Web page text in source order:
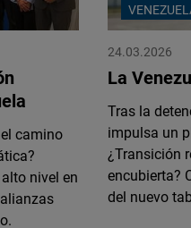
camino
nivel en
24.03.2026
La
Tras la
impulsa un
¿Transición
encubierta?
del nuevo